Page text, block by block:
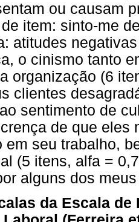
ou causam
item: sinto-me
atitudes
o cinismo tanto
organização (6
clientes
sentimento de
de que
em seu trabalho,
(5 itens, alfa =
alguns dos
da Escala